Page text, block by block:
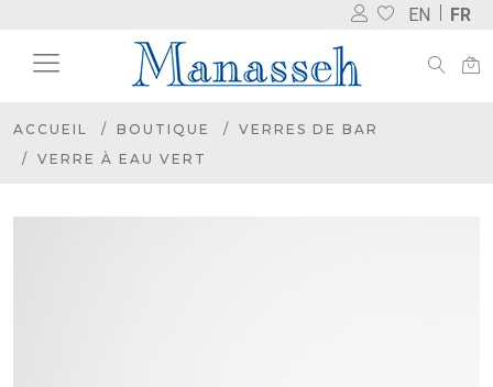
EN FR
ACCUEIL BOUTIQUE
VERRES DE BAR
VERRE À EAU VERT